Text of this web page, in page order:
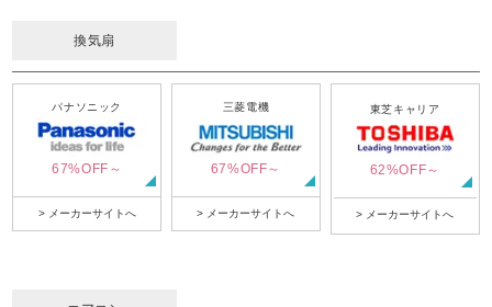
換気扇
パナソニック
67%OFF～
> メーカーサイトへ
三菱電機
67%OFF～
> メーカーサイトへ
東芝キャリア
62%OFF～
> メーカーサイトへ